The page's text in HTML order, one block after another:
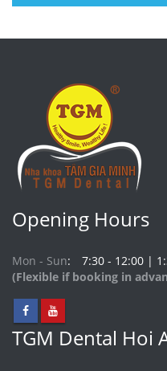
Opening Hours
Mon - Sun
7:30 - 12:00 |
(Flexible if booking in
TGM Dental Hoi